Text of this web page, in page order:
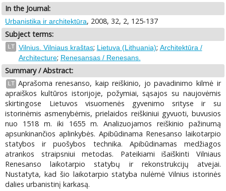
In the Journal:
Urbanistika ir architektūra, 2008, 32, 2, 125-137
Subject terms:
LT Vilnius. Vilniaus kraštas; Lietuva (Lithuania); Architektūra /
Architecture; Renesansas / Renesans.
Summary / Abstract:
LT Aprašoma renesanso, kaip reiškinio, jo pavadinimo kilmė ir
apraiškos kultūros istorijoje, požymiai, sąsajos su naujovėmis
skirtingose Lietuvos visuomenės gyvenimo srityse ir su
istorinėmis asmenybėmis, prielaidos reiškiniui gyvuoti, buvusios
nuo 1518 m. iki 1655 m. Analizuojamos reiškinio pažinumą
apsunkinančios aplinkybės. Apibūdinama Renesanso laikotarpio
statybos ir puošybos technika. Apibūdinamas medžiagos
atrankos straipsniui metodas. Pateikiami išaiškinti Vilniaus
Renesanso laikotarpio statybų ir rekonstrukcijų atvejai.
Nustatyta, kad šio laikotarpio statyba nulėmė Vilnius istorinės
dalies urbanistinį karkasą.